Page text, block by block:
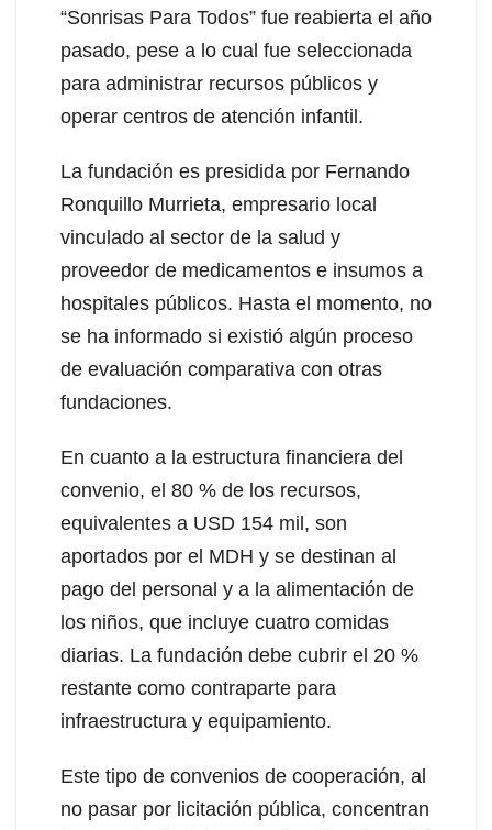
“Sonrisas Para Todos” fue reabierta el año
pasado, pese a lo cual fue seleccionada
para administrar recursos públicos y
operar centros de atención infantil.
La fundación es presidida por Fernando
Ronquillo Murrieta, empresario local
vinculado al sector de la salud y
proveedor de medicamentos e insumos a
hospitales públicos. Hasta el momento, no
se ha informado si existió algún proceso
de evaluación comparativa con otras
fundaciones.
En cuanto a la estructura financiera del
convenio, el 80 % de los recursos,
equivalentes a USD 154 mil, son
aportados por el MDH y se destinan al
pago del personal y a la alimentación de
los niños, que incluye cuatro comidas
diarias. La fundación debe cubrir el 20 %
restante como contraparte para
infraestructura y equipamiento.
Este tipo de convenios de cooperación, al
no pasar por licitación pública, concentran